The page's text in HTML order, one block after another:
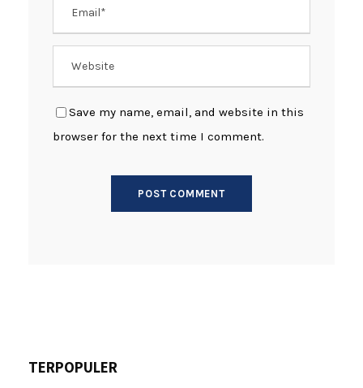
Save my name, email, and website in this
browser for the next time I comment.
TERPOPULER